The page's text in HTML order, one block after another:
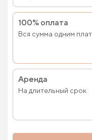
100% оплата
Вся сумма одним
Аренда
На длительный срок